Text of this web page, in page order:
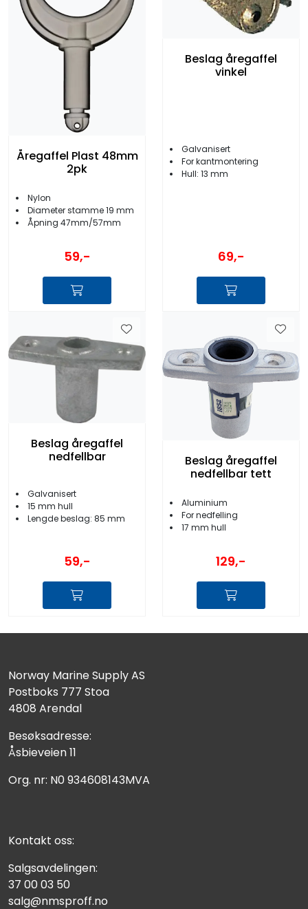
Åregaffel Plast 48mm
2pk
Nylon
Diameter stamme 19 mm
Åpning 47mm/57mm
59,-
Beslag åregaffel
vinkel
Galvanisert
For kantmontering
Hull: 13 mm
69,-
Beslag åregaffel
nedfellbar
Galvanisert
15 mm hull
Lengde beslag: 85 mm
59,-
Beslag åregaffel
nedfellbar tett
Aluminium
For nedfelling
17 mm hull
129,-
Norway Marine Supply AS
Postboks 777 Stoa
4808 Arendal
Besøksadresse:
Åsbieveien 11
Org. nr: N0 934608143MVA
Kontakt oss:
Salgsavdelingen:
37 00 03 50
salg@nmsproff.no